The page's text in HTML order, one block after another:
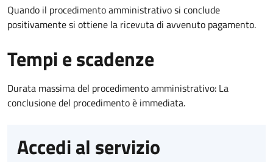
Quando il procedimento amministrativo si conclude
positivamente si ottiene la ricevuta di avvenuto pagamento.
Tempi e scadenze
Durata massima del procedimento amministrativo: La
conclusione del procedimento è immediata.
Accedi al servizio